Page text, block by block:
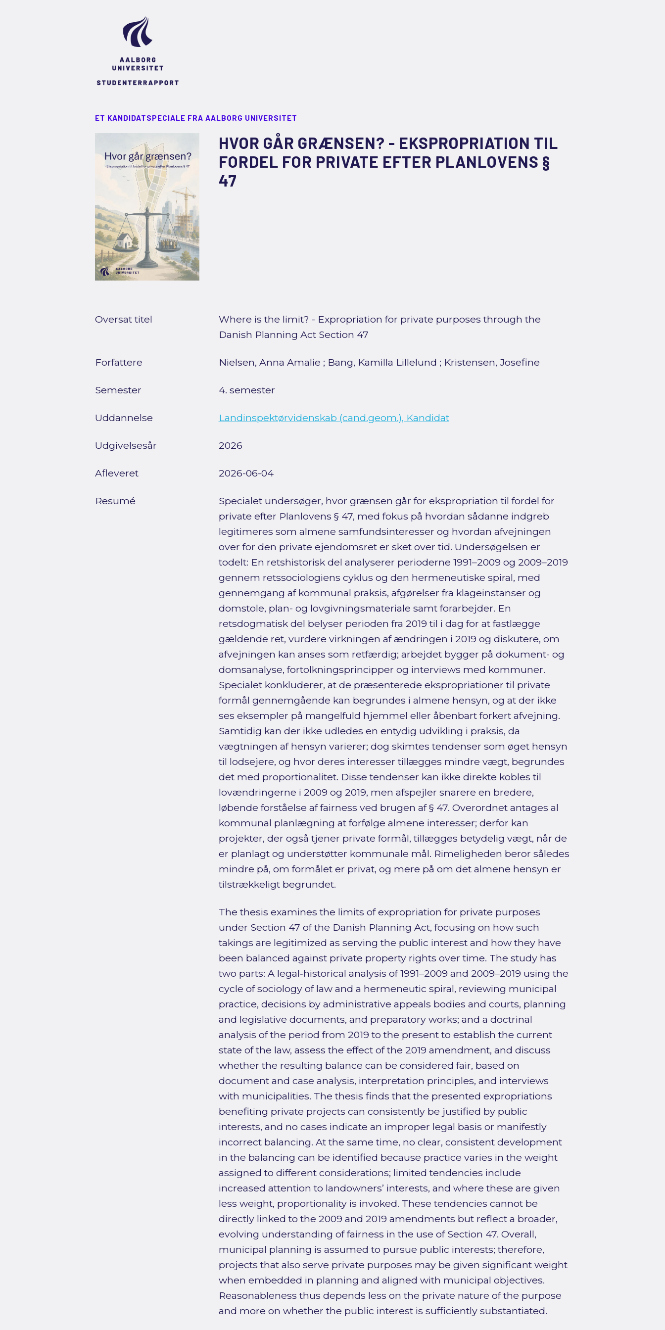
ET KANDIDATSPECIALE FRA AALBORG UNIVERSITET
HVOR GÅR GRÆNSEN? - EKSPROPRIATION TIL
FORDEL FOR PRIVATE EFTER PLANLOVENS §
47
Oversat titel
Where is the limit? - Expropriation for private purposes through the
Danish Planning Act Section 47
Forfattere Nielsen, Anna Amalie ; Bang, Kamilla Lillelund ; Kristensen, Josefine
Semester 4. semester
Uddannelse Landinspektørvidenskab (cand.geom.), Kandidat
Udgivelsesår 2026
Afleveret 2026-06-04
Resumé
Specialet undersøger, hvor grænsen går for ekspropriation til fordel for
private efter Planlovens § 47, med fokus på hvordan sådanne indgreb
legitimeres som almene samfundsinteresser og hvordan afvejningen
over for den private ejendomsret er sket over tid. Undersøgelsen er
todelt: En retshistorisk del analyserer perioderne 1991–2009 og 2009–2019
gennem retssociologiens cyklus og den hermeneutiske spiral, med
gennemgang af kommunal praksis, afgørelser fra klageinstanser og
domstole, plan- og lovgivningsmateriale samt forarbejder. En
retsdogmatisk del belyser perioden fra 2019 til i dag for at fastlægge
gældende ret, vurdere virkningen af ændringen i 2019 og diskutere, om
afvejningen kan anses som retfærdig; arbejdet bygger på dokument- og
domsanalyse, fortolkningsprincipper og interviews med kommuner.
Specialet konkluderer, at de præsenterede ekspropriationer til private
formål gennemgående kan begrundes i almene hensyn, og at der ikke
ses eksempler på mangelfuld hjemmel eller åbenbart forkert afvejning.
Samtidig kan der ikke udledes en entydig udvikling i praksis, da
vægtningen af hensyn varierer; dog skimtes tendenser som øget hensyn
til lodsejere, og hvor deres interesser tillægges mindre vægt, begrundes
det med proportionalitet. Disse tendenser kan ikke direkte kobles til
lovændringerne i 2009 og 2019, men afspejler snarere en bredere,
løbende forståelse af fairness ved brugen af § 47. Overordnet antages al
kommunal planlægning at forfølge almene interesser; derfor kan
projekter, der også tjener private formål, tillægges betydelig vægt, når de
er planlagt og understøtter kommunale mål. Rimeligheden beror således
mindre på, om formålet er privat, og mere på om det almene hensyn er
tilstrækkeligt begrundet.
The thesis examines the limits of expropriation for private purposes
under Section 47 of the Danish Planning Act, focusing on how such
takings are legitimized as serving the public interest and how they have
been balanced against private property rights over time. The study has
two parts: A legal‑historical analysis of 1991–2009 and 2009–2019 using the
cycle of sociology of law and a hermeneutic spiral, reviewing municipal
practice, decisions by administrative appeals bodies and courts, planning
and legislative documents, and preparatory works; and a doctrinal
analysis of the period from 2019 to the present to establish the current
state of the law, assess the effect of the 2019 amendment, and discuss
whether the resulting balance can be considered fair, based on
document and case analysis, interpretation principles, and interviews
with municipalities. The thesis finds that the presented expropriations
benefiting private projects can consistently be justified by public
interests, and no cases indicate an improper legal basis or manifestly
incorrect balancing. At the same time, no clear, consistent development
in the balancing can be identified because practice varies in the weight
assigned to different considerations; limited tendencies include
increased attention to landowners’ interests, and where these are given
less weight, proportionality is invoked. These tendencies cannot be
directly linked to the 2009 and 2019 amendments but reflect a broader,
evolving understanding of fairness in the use of Section 47. Overall,
municipal planning is assumed to pursue public interests; therefore,
projects that also serve private purposes may be given significant weight
when embedded in planning and aligned with municipal objectives.
Reasonableness thus depends less on the private nature of the purpose
and more on whether the public interest is sufficiently substantiated.